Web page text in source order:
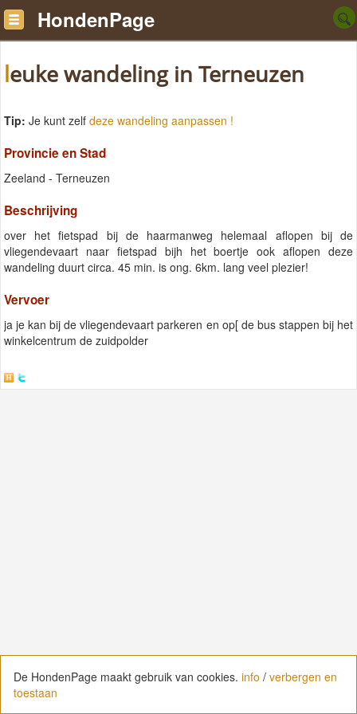
HondenPage
leuke wandeling in Terneuzen
Tip: Je kunt zelf deze wandeling aanpassen !
Provincie en Stad
Zeeland - Terneuzen
Beschrijving
over het fietspad bij de haarmanweg helemaal aflopen bij de
vliegendevaart naar fietspad bijh het boertje ook aflopen deze
wandeling duurt circa. 45 min. is ong. 6km. lang veel plezier!
Vervoer
ja je kan bij de vliegendevaart parkeren en op[ de bus stappen bij het
winkelcentrum de zuidpolder
De HondenPage maakt gebruik van cookies. info / verbergen en
toestaan
De HondenPage maakt gebruik van cookies. info / verbergen en
toestaan